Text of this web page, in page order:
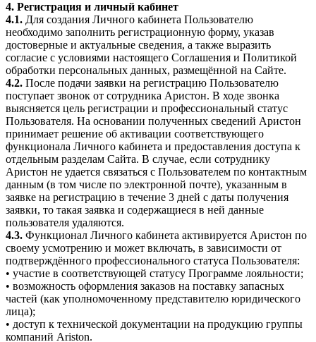
4. Регистрация и личный кабинет
4.1. Для создания Личного кабинета Пользователю
необходимо заполнить регистрационную форму, указав
достоверные и актуальные сведения, а также выразить
согласие с условиями настоящего Соглашения и Политикой
обработки персональных данных, размещённой на Сайте.
4.2. После подачи заявки на регистрацию Пользователю
поступает звонок от сотрудника Аристон. В ходе звонка
выясняется цель регистрации и профессиональный статус
Пользователя. На основании полученных сведений Аристон
принимает решение об активации соответствующего
функционала Личного кабинета и предоставления доступа к
отдельным разделам Сайта. В случае, если сотруднику
Аристон не удается связаться с Пользователем по контактным
данным (в том числе по электронной почте), указанным в
заявке на регистрацию в течение 3 дней с даты получения
заявки, то такая заявка и содержащиеся в ней данные
пользователя удаляются.
4.3. Функционал Личного кабинета активируется Аристон по
своему усмотрению и может включать, в зависимости от
подтверждённого профессионального статуса Пользователя:
• участие в соответствующей статусу Программе лояльности;
• возможность оформления заказов на поставку запасных
частей (как уполномоченному представителю юридического
лица);
• доступ к технической документации на продукцию группы
компаний Ariston.